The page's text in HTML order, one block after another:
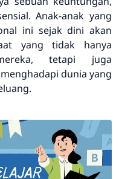
Anak-anak yang
ini sejak dini akan
yang tidak hanya
tetapi juga
dunia yang